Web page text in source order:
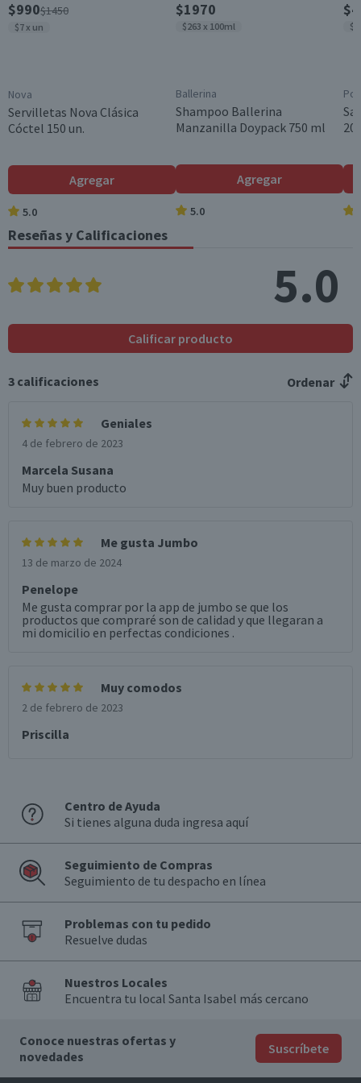
[""]
$990$1450
$7 x un
Nova
Servilletas Nova Clásica
Cóctel 150 un.
Agregar
5.0
$1970
$263 x 100ml
Ballerina
Shampoo Ballerina
Manzanilla Doypack 750 ml
Agregar
5.0
Reseñas y Calificaciones
5.0
Calificar producto
3 calificaciones Ordenar
Geniales
4 de febrero de 2023
Marcela Susana
Muy buen producto
Me gusta Jumbo
13 de marzo de 2024
Penelope
Me gusta comprar por la app de jumbo se que los
productos que compraré son de calidad y que llegaran a
mi domicilio en perfectas condiciones .
Muy comodos
2 de febrero de 2023
Priscilla
Centro de Ayuda
Si tienes alguna duda ingresa aquí
Seguimiento de Compras
Seguimiento de tu despacho en línea
Problemas con tu pedido
Resuelve dudas
Nuestros Locales
Encuentra tu local Santa Isabel más cercano
Conoce nuestras ofertas y
novedades
Suscríbete